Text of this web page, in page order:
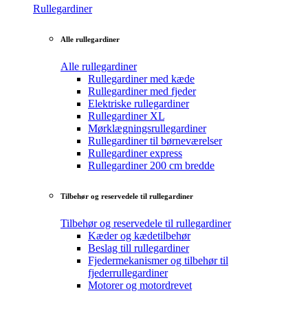
Rullegardiner
Alle rullegardiner
Alle rullegardiner
Rullegardiner med kæde
Rullegardiner med fjeder
Elektriske rullegardiner
Rullegardiner XL
Mørklægningsrullegardiner
Rullegardiner til børneværelser
Rullegardiner express
Rullegardiner 200 cm bredde
Tilbehør og reservedele til rullegardiner
Tilbehør og reservedele til rullegardiner
Kæder og kædetilbehør
Beslag till rullegardiner
Fjedermekanismer og tilbehør til
fjederrullegardiner
Motorer og motordrevet